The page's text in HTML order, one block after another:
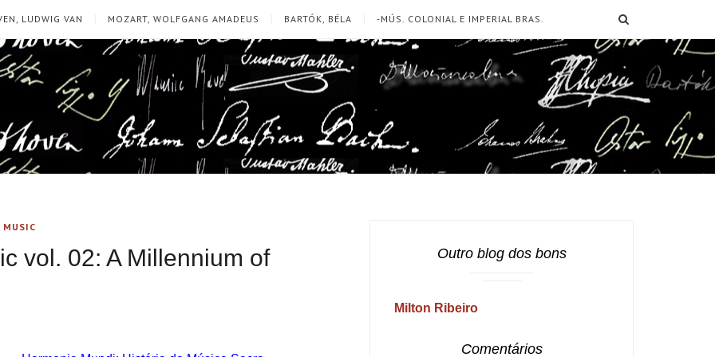
LUDWIG VAN MOZART, WOLFGANG AMADEUS BARTÓK, BÉLA -MÚS. COLONIAL E IMPERIAL BRAS.
MUSIC
vol. 02: A Millennium of
Outro blog dos bons
Milton Ribeiro
Comentários